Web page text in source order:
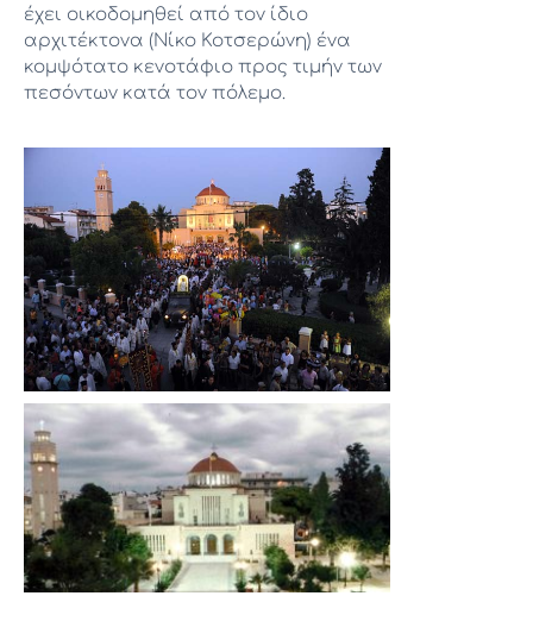
έχει οικοδομηθεί από τον ίδιο
αρχιτέκτονα (Νίκο Κοτσερώνη) ένα
κομψότατο κενοτάφιο προς τιμήν των
πεσόντων κατά τον πόλεμο.